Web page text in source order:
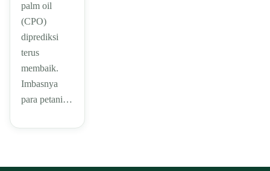
palm oil
(CPO)
diprediksi
terus
membaik.
Imbasnya
para petani…